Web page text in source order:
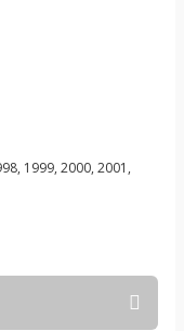
1999, 2000, 2001,